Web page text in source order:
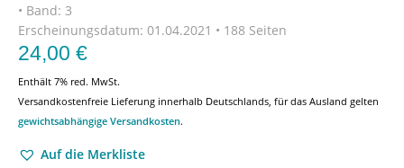
• Band: 3
Erscheinungsdatum: 01.04.2021 • 188 Seiten
24,00 €
Enthält 7% red. MwSt.
Versandkostenfreie Lieferung innerhalb Deutschlands, für das Ausland gelten
gewichtsabhängige Versandkosten.
Auf die Merkliste